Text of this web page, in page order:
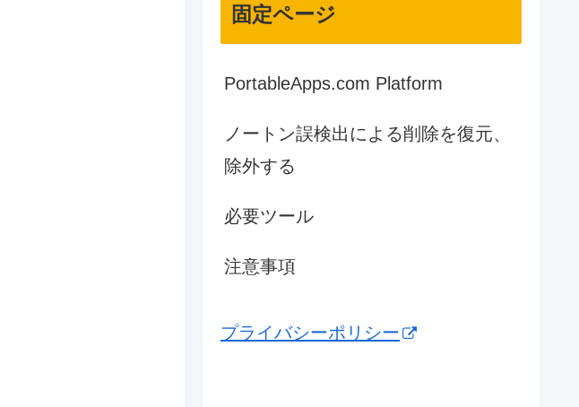
固定ページ
PortableApps.com Platform
ノートン誤検出による削除を復元、
除外する
必要ツール
注意事項
プライバシーポリシー